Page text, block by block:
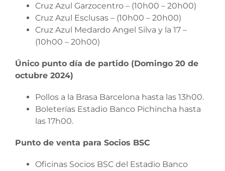
Cruz Azul Garzocentro – (10h00 – 20h00)
Cruz Azul Esclusas – (10h00 – 20h00)
Cruz Azul Medardo Angel Silva y la 17 –
(10h00 – 20h00)
Único punto día de partido (Domingo 20 de
octubre 2024)
Pollos a la Brasa Barcelona hasta las 13h00.
Boleterías Estadio Banco Pichincha hasta
las 17h00.
Punto de venta para Socios BSC
Oficinas Socios BSC del Estadio Banco